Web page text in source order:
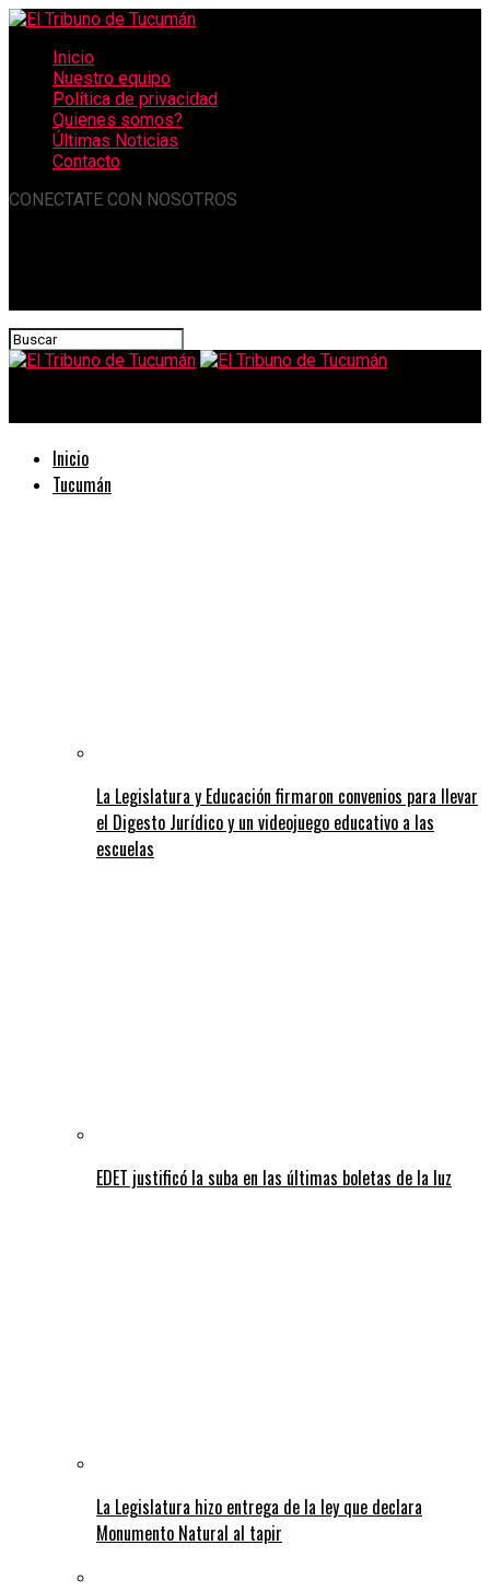
Inicio
Nuestro equipo
Política de privacidad
Quienes somos?
Últimas Noticias
Contacto
CONECTATE CON NOSOTROS
Inicio
Tucumán
La Legislatura y Educación firmaron convenios para llevar
el Digesto Jurídico y un videojuego educativo a las
escuelas
EDET justificó la suba en las últimas boletas de la luz
La Legislatura hizo entrega de la ley que declara
Monumento Natural al tapir